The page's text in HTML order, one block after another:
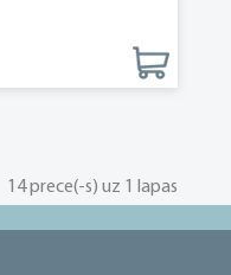
14 prece(-s) uz 1 lapas